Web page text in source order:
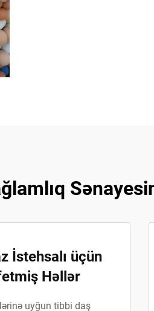
İstehsalı üçün
Həllər
uyğun tibbi daş